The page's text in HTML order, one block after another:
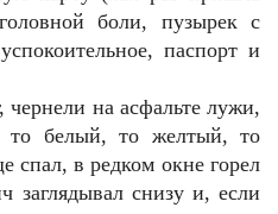
боли, пузырек с
паспорт и
чернели на асфальте лужи,
то белый, то желтый, то
спал, в редком окне горел
заглядывал снизу и, если